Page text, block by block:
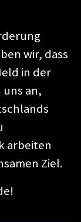
wir, dass
in der
an,
arbeiten
Ziel.